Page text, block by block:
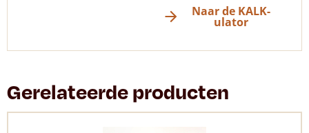
Naar de KALK-
ulator
Gerelateerde producten